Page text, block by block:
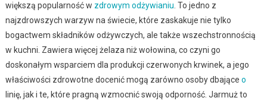
większą popularność w zdrowym odżywianiu . To jedno z
najzdrowszych warzyw na świecie, które zaskakuje nie tylko
bogactwem składników odżywczych, ale także wszechstronnością
w kuchni. Zawiera więcej żelaza niż wołowina, co czyni go
doskonałym wsparciem dla produkcji czerwonych krwinek, a jego
właściwości zdrowotne docenić mogą zarówno osoby dbające o
linię, jak i te, które pragną wzmocnić swoją odporność. Jarmuż to